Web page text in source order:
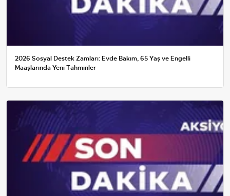
2026 Sosyal Destek Zamları: Evde Bakım, 65 Yaş ve Engelli
Maaşlarında Yeni Tahminler